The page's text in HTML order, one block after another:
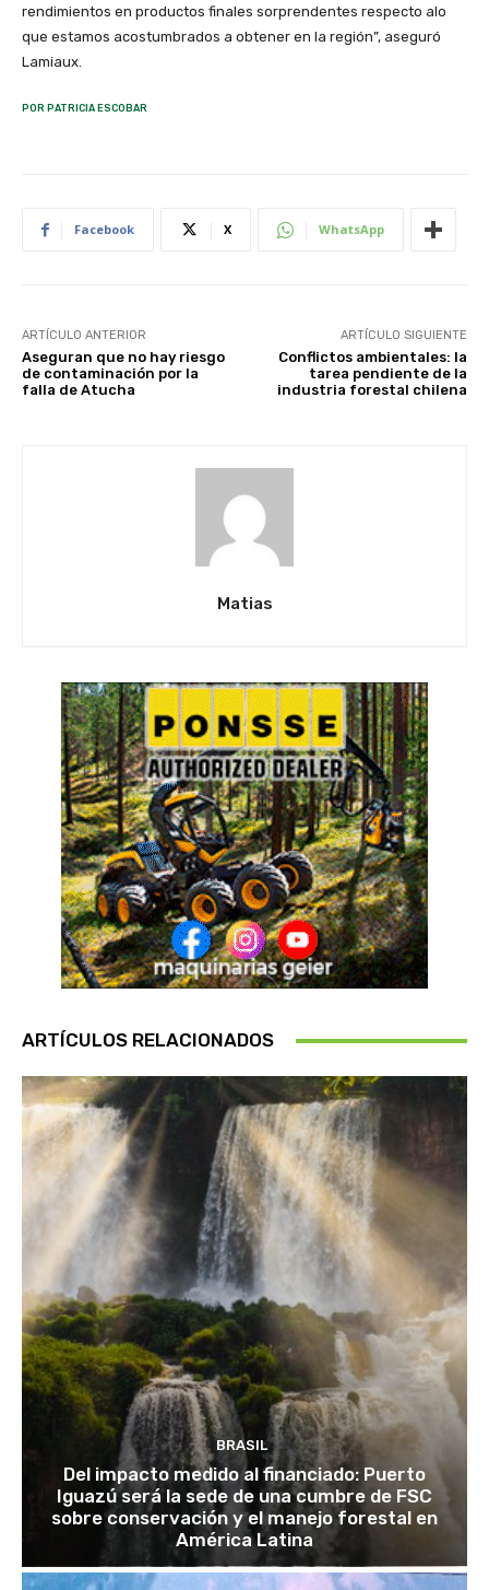
rendimientos en productos finales sorprendentes respecto alo
que estamos acostumbrados a obtener en la región”, aseguró
Lamiaux.
POR PATRICIA ESCOBAR
Facebook X WhatsApp
ARTÍCULO ANTERIOR
Aseguran que no hay riesgo
de contaminación por la
falla de Atucha
ARTÍCULO SIGUIENTE
Conflictos ambientales: la
tarea pendiente de la
industria forestal chilena
Matias
ARTÍCULOS RELACIONADOS
BRASIL
Del impacto medido al financiado: Puerto
Iguazú será la sede de una cumbre de FSC
sobre conservación y el manejo forestal en
América Latina